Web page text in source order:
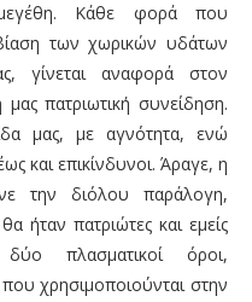
μεγέθη. Κάθε φορά που
των χωρικών υδάτων
γίνεται αναφορά στον
μας πατριωτική συνείδηση.
μας, με αγνότητα, ενώ
και επικίνδυνοι. Άραγε, η
την διόλου παράλογη,
ήταν πατριώτες και εμείς
δύο πλασματικοί όροι,
χρησιμοποιούνται στην